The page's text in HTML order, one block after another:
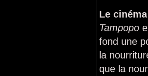
Le
Tampopo
fond une
la
que la